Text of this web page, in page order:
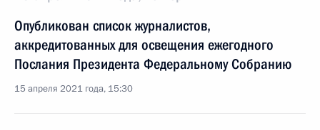
Опубликован список журналистов,
аккредитованных для освещения ежегодного
Послания Президента Федеральному Собранию
15 апреля 2021 года, 15:30